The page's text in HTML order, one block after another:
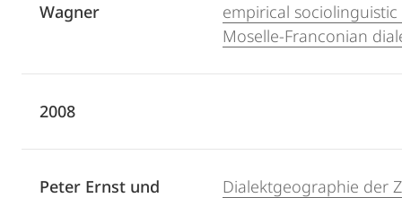
Wagner
empirical
Moselle-Franconian
2008
Peter Ernst und
Dialektgeographie der